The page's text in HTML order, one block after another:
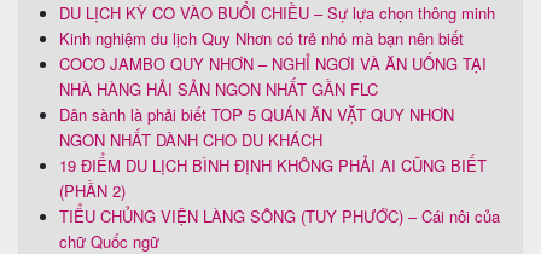
DU LỊCH KỲ CO VÀO BUỔI CHIỀU – Sự lựa chọn thông minh
Kinh nghiệm du lịch Quy Nhơn có trẻ nhỏ mà bạn nên biết
COCO JAMBO QUY NHƠN – NGHỈ NGƠI VÀ ĂN UỐNG TẠI
NHÀ HÀNG HẢI SẢN NGON NHẤT GẦN FLC
Dân sành là phải biết TOP 5 QUÁN ĂN VẶT QUY NHƠN
NGON NHẤT DÀNH CHO DU KHÁCH
19 ĐIỂM DU LỊCH BÌNH ĐỊNH KHÔNG PHẢI AI CŨNG BIẾT
(PHẦN 2)
TIỂU CHỦNG VIỆN LÀNG SÔNG (TUY PHƯỚC) – Cái nôi của
chữ Quốc ngữ